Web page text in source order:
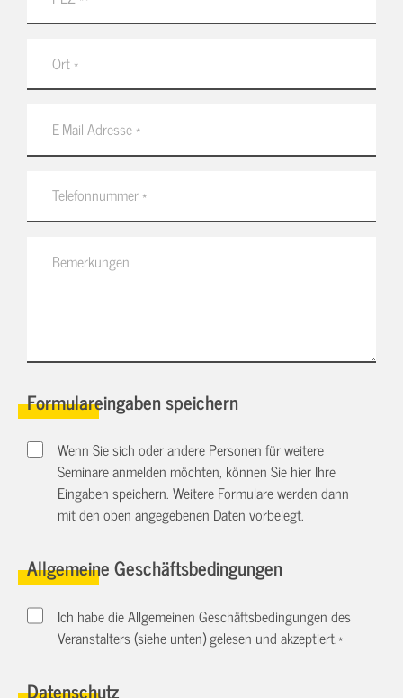
Formulareingaben speichern
Wenn Sie sich oder andere Personen für weitere
Seminare anmelden möchten, können Sie hier Ihre
Eingaben speichern. Weitere Formulare werden dann
mit den oben angegebenen Daten vorbelegt.
Allgemeine Geschäftsbedingungen
Ich habe die Allgemeinen Geschäftsbedingungen des
Veranstalters (siehe unten) gelesen und akzeptiert.*
Datenschutz